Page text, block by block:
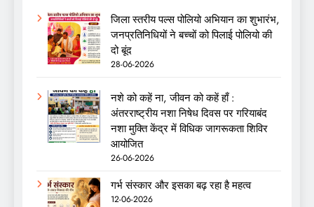
जिला स्तरीय पल्स पोलियो अभियान का शुभारंभ,
जनप्रतिनिधियों ने बच्चों को पिलाई पोलियो की
दो बूंद
28-06-2026
नशे को कहें ना, जीवन को कहें हाँ :
अंतरराष्ट्रीय नशा निषेध दिवस पर गरियाबंद
नशा मुक्ति केंद्र में विधिक जागरूकता शिविर
आयोजित
26-06-2026
गर्भ संस्कार और इसका बढ़ रहा है महत्व
12-06-2026